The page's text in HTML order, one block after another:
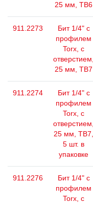
25 мм, ТВ6
911.2273
Бит 1/4" с
профилем
Torx, с
отверстием,
25 мм, ТВ7
911.2274
Бит 1/4" с
профилем
Torx, с
отверстием,
25 мм, ТВ7,
5 шт. в
упаковке
911.2276
Бит 1/4" с
профилем
Torx, с